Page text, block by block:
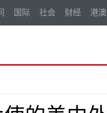
国际 社会 财经 港澳